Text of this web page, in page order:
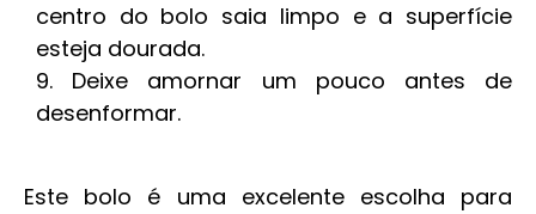
centro do bolo saia limpo e a superfície
esteja dourada.
Deixe amornar um pouco antes de
desenformar.
Este bolo é uma excelente escolha para